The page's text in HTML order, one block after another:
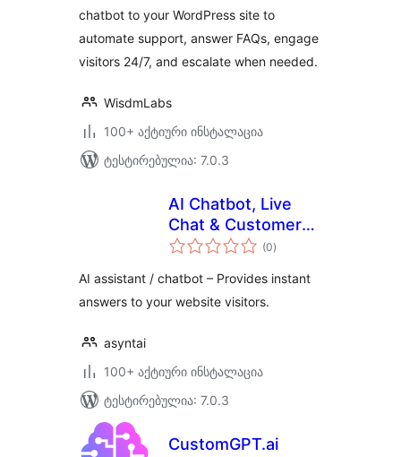
chatbot to your WordPress site to
automate support, answer FAQs, engage
visitors 24/7, and escalate when needed.
WisdmLabs
100+ აქტიური ინსტალაცია
ტესტირებულია: 7.0.3
AI Chatbot, Live
Chat & Customer
Support for
Asyntai
(0საერთო
რეიტინგი
)
AI assistant / chatbot – Provides instant
answers to your website visitors.
asyntai
100+ აქტიური ინსტალაცია
ტესტირებულია: 7.0.3
CustomGPT.ai